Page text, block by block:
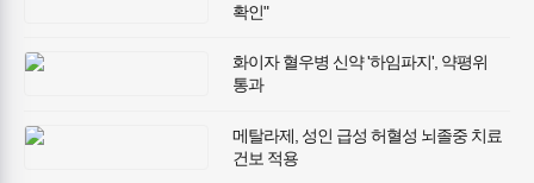
확인"
화이자 혈우병 신약 '하임파지', 약평위
통과
메탈라제, 성인 급성 허혈성 뇌졸중 치료
건보 적용